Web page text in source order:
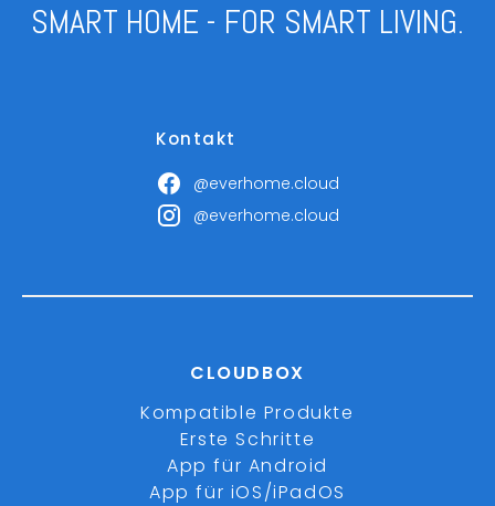
SMART HOME - FOR SMART LIVING.
Kontakt
@everhome.cloud
@everhome.cloud
CLOUDBOX
Kompatible Produkte
Erste Schritte
App für Android
App für iOS/iPadOS